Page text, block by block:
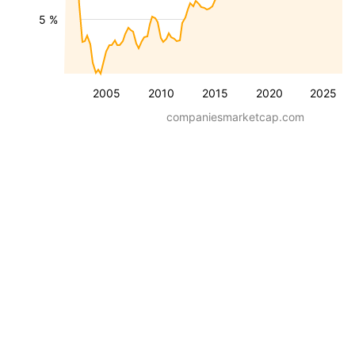
2005 2010 2015 2020 2025
5 %
companiesmarketcap.com